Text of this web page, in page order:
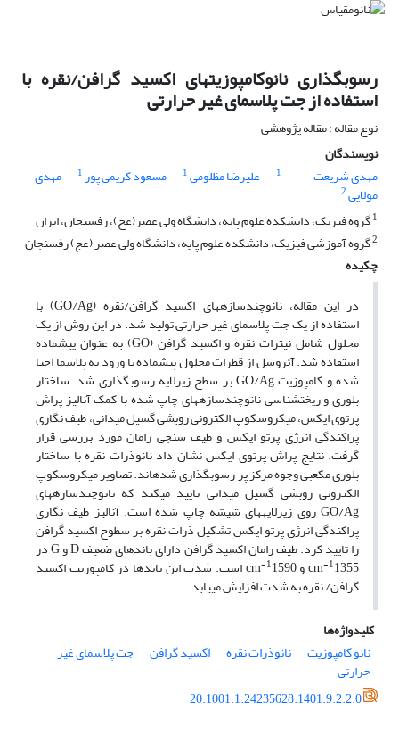
رسوب‏گذاری نانوکامپوزیت‏های اکسید گرافن/نقره با
استفاده از جت پلاسمای غیر حرارتی
نوع مقاله : مقاله پژوهشی
نویسندگان
مهدی شریعت
1 علیرضا مظلومی1 مسعود کریمی پور1 مهدی
مولایی2
1گروه فیزیک، دانشکده علوم پایه، دانشگاه ولی عصر(عج)، رفسنجان، ایران
2گروه آموزشی فیزیک، دانشکده علوم پایه، دانشگاه ولی عصر (عج) رفسنجان
چکیده
در این مقاله، نانوچندسازه‏های اکسید گرافن/نقره (GO/Ag) با
استفاده از یک جت پلاسمای غیر حرارتی تولید شد. در این روش از یک
محلول شامل نیترات نقره و اکسید گرافن (GO) به عنوان پیش‏ماده
استفاده شد. آئروسل از قطرات محلول پیش‏ماده با ورود به پلاسما احیا
شده و کامپوزیت GO/Ag بر سطح زیرلایه رسوب‏گذاری شد. ساختار
بلوری و ریخت­شناسی نانوچندسازه‏های چاپ شده با کمک آنالیز پراش
پرتوی ایکس، میکروسکوپ الکترونی روبشی گسیل میدانی، طیف نگاری
پراکندگی انرژی پرتو ایکس و طیف سنجی رامان مورد بررسی قرار
گرفت. نتایج پراش پرتوی ایکس نشان داد نانوذرات نقره با ساختار
بلوری مکعبی وجوه مرکز پر رسوب‏گذاری شده‏اند. تصاویر میکروسکوپ
الکترونی روبشی گسیل میدانی تایید می‏کند که نانوچندسازه‏های
GO/Ag روی زیرلایه‏های شیشه‏ چاپ شده است. آنالیز طیف نگاری
پراکندگی انرژی پرتو ایکس تشکیل ذرات نقره بر سطوح اکسید گرافن
را تایید کرد. طیف رامان اکسید گرافن دارای باندهای ضعیف D و G در
cm-11355 و cm -1 1590 است. شدت این باندها در کامپوزیت اکسید
گرافن/ نقره به شدت افزایش می‏یابد.
کلیدواژه‌ها
نانو کامپوزیت
نانوذرات نقره اکسید گرافن جت پلاسمای غیر
حرارتی
20.1001.1.24235628.1401.9.2.2.0